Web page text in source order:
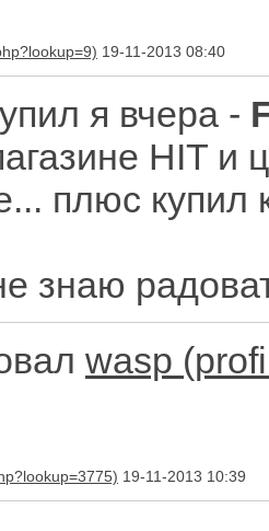
19-11-2013 08:40
я вчера -
HIT
плюс купил
знаю
wasp
19-11-2013 10:39